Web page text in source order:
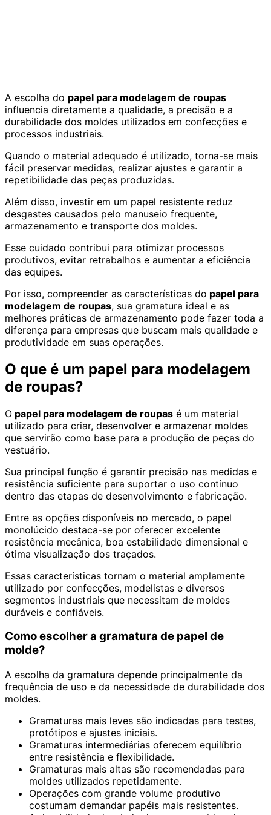
A escolha do papel para modelagem de roupas
influencia diretamente a qualidade, a precisão e a
durabilidade dos moldes utilizados em confecções e
processos industriais.
Quando o material adequado é utilizado, torna-se mais
fácil preservar medidas, realizar ajustes e garantir a
repetibilidade das peças produzidas.
Além disso, investir em um papel resistente reduz
desgastes causados pelo manuseio frequente,
armazenamento e transporte dos moldes.
Esse cuidado contribui para otimizar processos
produtivos, evitar retrabalhos e aumentar a eficiência
das equipes.
Por isso, compreender as características do papel para
modelagem de roupas, sua gramatura ideal e as
melhores práticas de armazenamento pode fazer toda a
diferença para empresas que buscam mais qualidade e
produtividade em suas operações.
O que é um papel para modelagem
de roupas?
O papel para modelagem de roupas é um material
utilizado para criar, desenvolver e armazenar moldes
que servirão como base para a produção de peças do
vestuário.
Sua principal função é garantir precisão nas medidas e
resistência suficiente para suportar o uso contínuo
dentro das etapas de desenvolvimento e fabricação.
Entre as opções disponíveis no mercado, o papel
monolúcido destaca-se por oferecer excelente
resistência mecânica, boa estabilidade dimensional e
ótima visualização dos traçados.
Essas características tornam o material amplamente
utilizado por confecções, modelistas e diversos
segmentos industriais que necessitam de moldes
duráveis e confiáveis.
Como escolher a gramatura de papel de
molde?
A escolha da gramatura depende principalmente da
frequência de uso e da necessidade de durabilidade dos
moldes.
Gramaturas mais leves são indicadas para testes,
protótipos e ajustes iniciais.
Gramaturas intermediárias oferecem equilíbrio
entre resistência e flexibilidade.
Gramaturas mais altas são recomendadas para
moldes utilizados repetidamente.
Operações com grande volume produtivo
costumam demandar papéis mais resistentes.